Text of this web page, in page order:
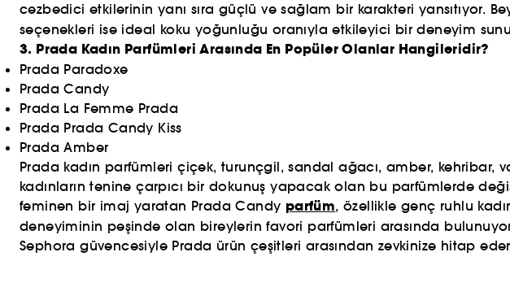
cezbedici etkilerinin yanı sıra güçlü ve sağlam bir karakteri
seçenekleri ise ideal koku yoğunluğu oranıyla etkileyici bir deneyim
3. Prada Kadın Parfümleri Arasında En Popüler Olanlar Hangileridir?
Prada Paradoxe
Prada Candy
Prada La Femme Prada
Prada Prada Candy Kiss
Prada Amber
Prada kadın parfümleri çiçek, turunçgil, sandal ağacı, amber, kehribar,
kadınların tenine çarpıcı bir dokunuş yapacak olan bu parfümlerde
feminen bir imaj yaratan Prada Candy parfüm, özellikle genç ruhlu
deneyiminin peşinde olan bireylerin favori parfümleri arasında
Sephora güvencesiyle Prada ürün çeşitleri arasından zevkinize hitap